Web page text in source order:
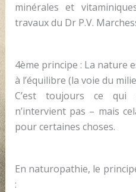
minérales et
travaux du Dr P.V.
4ème principe : La nature
à l’équilibre (la voie du
C’est toujours ce qui
n’intervient pas – mais
pour certaines choses.
En naturopathie, le
: